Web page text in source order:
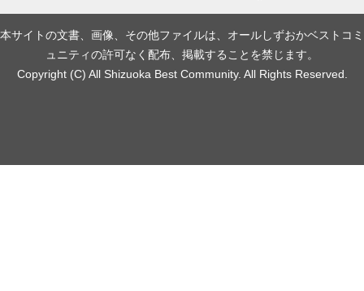
本サイトの文書、画像、その他ファイルは、オールしずおかベストコミ
ュニティの許可なく配布、掲載することを禁じます。
Copyright (C) All Shizuoka Best Community. All Rights Reserved.